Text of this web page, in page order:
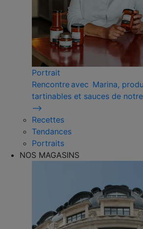
Portrait
Rencontre avec Marina,
tartinables et sauces de
⟶
Recettes
Tendances
Portraits
NOS MAGASINS